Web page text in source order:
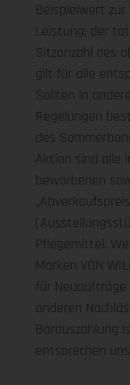
Beispielwert
Leistung; der
Sitzanzahl des
gilt für alle
Sollten in
Regelungen
des
Aktion sind alle
beworbenen
Pflegemittel.
Marken VON
für Neuaufträge
anderen
Barauszahlung
entsprechen